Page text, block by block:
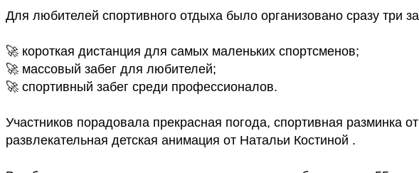
Для любителей спортивного отдыха было организовано сразу три
🚀 короткая дистанция для самых маленьких спортсменов;
🚀 массовый забег для любителей;
🚀 спортивный забег среди профессионалов.
Участников порадовала прекрасная погода, спортивная разминка
развлекательная детская анимация от Натальи Костиной .